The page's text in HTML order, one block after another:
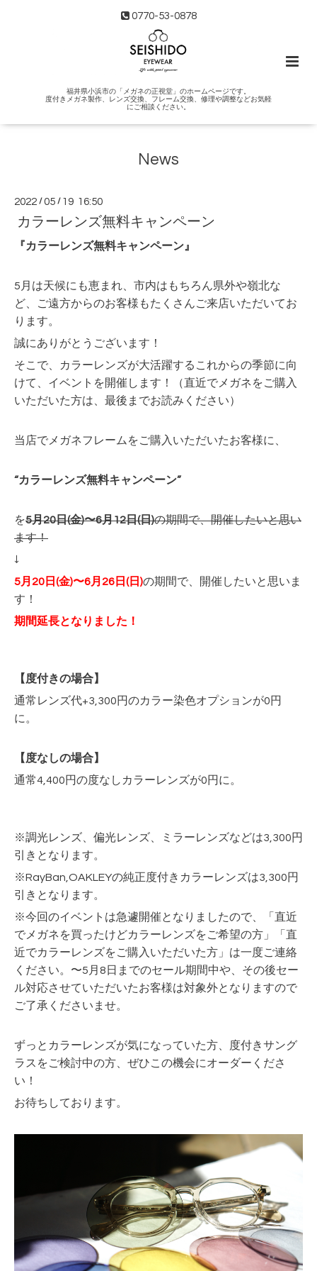
0770-53-0878
福井県小浜市の「メガネの正視堂」のホームページです。
度付きメガネ製作、レンズ交換、フレーム交換、修理や調整などお気軽
にご相談ください。
News
2022 /05 / 19 16:50
カラーレンズ無料キャンペーン
『カラーレンズ無料キャンペーン』
5月は天候にも恵まれ、市内はもちろん県外や嶺北な
ど、ご遠方からのお客様もたくさんご来店いただいてお
ります。
誠にありがとうございます！
そこで、カラーレンズが大活躍するこれからの季節に向
けて、イベントを開催します！（直近でメガネをご購入
いただいた方は、最後までお読みください）
当店でメガネフレームをご購入いただいたお客様に、
“カラーレンズ無料キャンペーン”
を5月20日(金)〜6月12日(日)の期間で、開催したいと思い
ます！
↓
5月20日(金)〜6月26日(日)の期間で、開催したいと思いま
す！
期間延長となりました！
【度付きの場合】
通常レンズ代+3,300円のカラー染色オプションが0円
に。
【度なしの場合】
通常4,400円の度なしカラーレンズが0円に。
※調光レンズ、偏光レンズ、ミラーレンズなどは3,300円
引きとなります。
※RayBan,OAKLEYの純正度付きカラーレンズは3,300円
引きとなります。
※今回のイベントは急遽開催となりましたので、「直近
でメガネを買ったけどカラーレンズをご希望の方」「直
近でカラーレンズをご購入いただいた方」は一度ご連絡
ください。〜5月8日までのセール期間中や、その後セー
ル対応させていただいたお客様は対象外となりますので
ご了承くださいませ。
ずっとカラーレンズが気になっていた方、度付きサング
ラスをご検討中の方、ぜひこの機会にオーダーくださ
い！
お待ちしております。